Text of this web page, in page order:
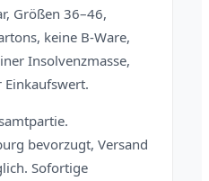
Größen 36–46,
keine B-Ware,
Insolvenzmasse,
Einkaufswert.
bevorzugt, Versand
Sofortige